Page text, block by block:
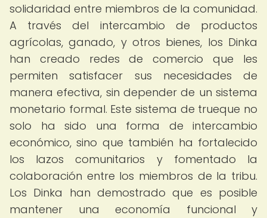
solidaridad entre miembros de la comunidad.
A través del intercambio de productos
agrícolas, ganado, y otros bienes, los Dinka
han creado redes de comercio que les
permiten satisfacer sus necesidades de
manera efectiva, sin depender de un sistema
monetario formal. Este sistema de trueque no
solo ha sido una forma de intercambio
económico, sino que también ha fortalecido
los lazos comunitarios y fomentado la
colaboración entre los miembros de la tribu.
Los Dinka han demostrado que es posible
mantener una economía funcional y